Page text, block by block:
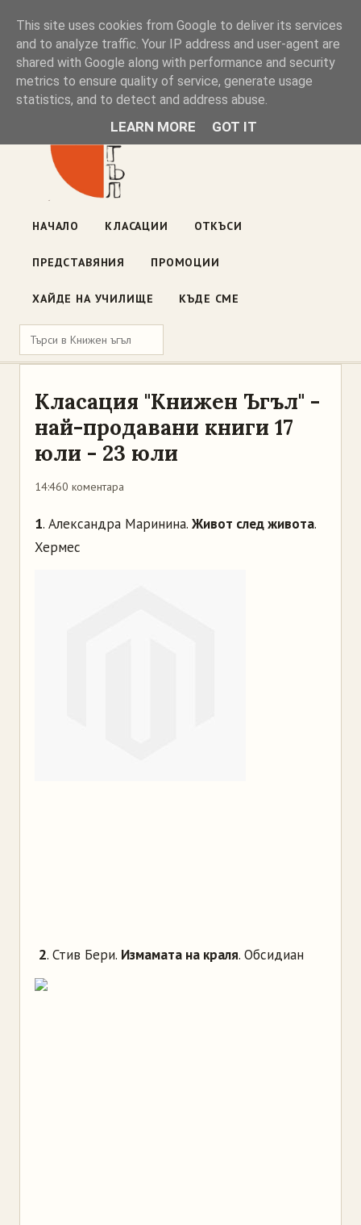
Книжен ъгъл
Блог на книжарницата — класации, откъси, нови книги
ул. „Оборище" 117, София· пон–пет 10:00–19:00 ·
НАЧАЛО КЛАСАЦИИ ОТКЪСИ
ПРЕДСТАВЯНИЯ ПРОМОЦИИ
ХАЙДЕ НА УЧИЛИЩЕ КЪДЕ СМЕ
Класация "Книжен Ъгъл" -
най-продавани книги 17
юли - 23 юли
14:460 коментара
1. Александра Маринина. Живот след живота.
Хермес
2. Стив Бери. Измамата на краля. Обсидиан
This site uses cookies from Google to deliver its services
and to analyze traffic. Your IP address and user-agent are
shared with Google along with performance and security
metrics to ensure quality of service, generate usage
statistics, and to detect and address abuse.
LEARN MORE GOT IT